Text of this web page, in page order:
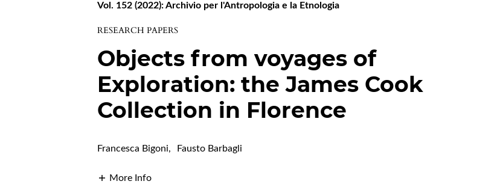
Vol. 152 (2022): Archivio per l'Antropologia e la Etnologia
RESEARCH PAPERS
Objects from voyages of
Exploration: the James Cook
Collection in Florence
Francesca Bigoni, Fausto Barbagli
More Info